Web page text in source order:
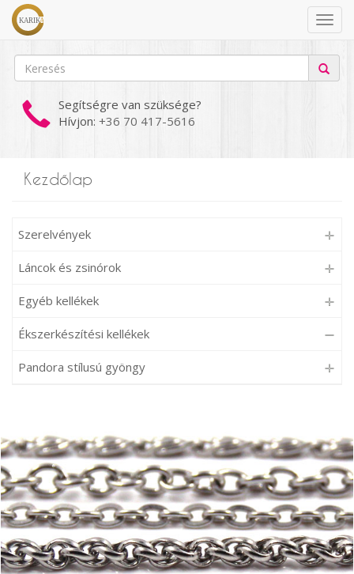
Segítségre van szüksége?
Hívjon: +36 70 417-5616
Kezdőlap
Szerelvények
Láncok és zsinórok
Egyéb kellékek
Ékszerkészítési kellékek
Pandora stílusú gyöngy